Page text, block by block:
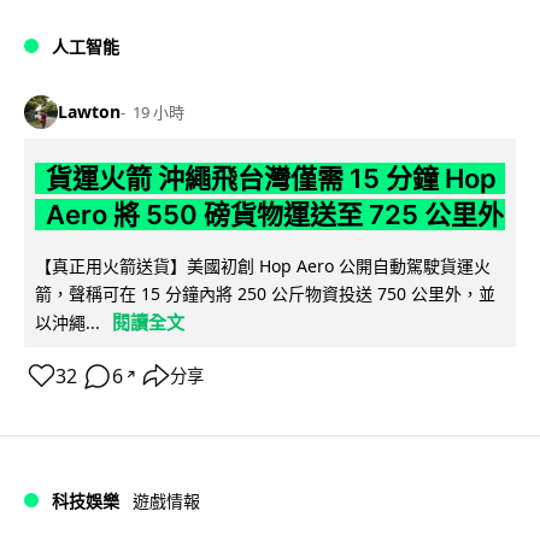
人工智能
Lawton 19 小時
貨運火箭 沖繩飛台灣僅需 15 分鐘 Hop
Aero 將 550 磅貨物運送至 725 公里外
【真正用火箭送貨】美國初創 Hop Aero 公開自動駕駛貨運火
箭，聲稱可在 15 分鐘內將 250 公斤物資投送 750 公里外，並
以沖繩...
閱讀全文
32 6 ↗ 分享
科技娛樂 遊戲情報